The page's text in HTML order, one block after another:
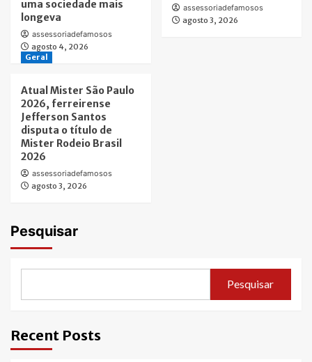
uma sociedade mais
longeva
assessoriadefamosos
agosto 4, 2026
assessoriadefamosos
agosto 3, 2026
Geral
Atual Mister São Paulo
2026, ferreirense
Jefferson Santos
disputa o título de
Mister Rodeio Brasil
2026
assessoriadefamosos
agosto 3, 2026
Pesquisar
Pesquisar
Recent Posts